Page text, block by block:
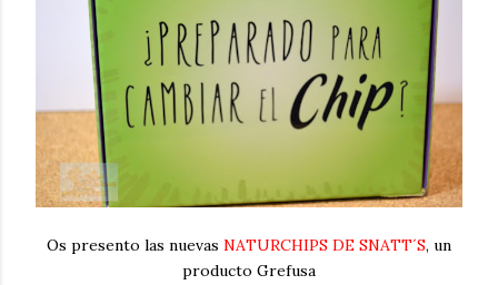
Os presento las nuevas NATURCHIPS DE SNATT´S, un
producto Grefusa